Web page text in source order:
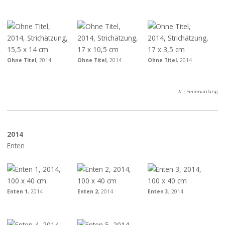
Ohne Titel, 2014 Ohne Titel, 2014 Ohne Titel, 2014
∧ | Seitenanfang
2014
Enten
Enten 1, 2014 Enten 2, 2014 Enten 3, 2014